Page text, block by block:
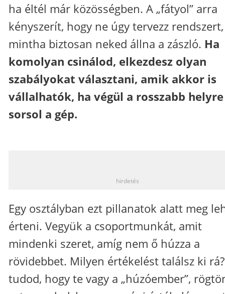
ha éltél már közösségben. A „fátyol” arra
kényszerít, hogy ne úgy tervezz rendszert,
mintha biztosan neked állna a zászló. Ha
komolyan csinálod, elkezdesz olyan
szabályokat választani, amik akkor is
vállalhatók, ha végül a rosszabb helyre
sorsol a gép.
hirdetés
Egy osztályban ezt pillanatok alatt meg
érteni. Vegyük a csoportmunkát, amit
mindenki szeret, amíg nem ő húzza a
rövidebbet. Milyen értékelést találsz ki
tudod, hogy te vagy a „húzóember”,